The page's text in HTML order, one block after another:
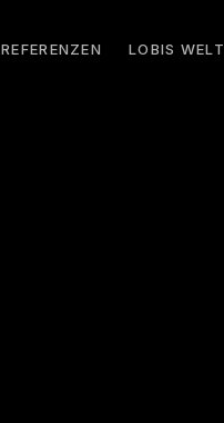
REFERENZEN LOBIS WELT